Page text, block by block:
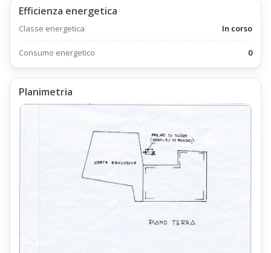
Efficienza energetica
Classe energetica In corso
Consumo energetico 0
Planimetria